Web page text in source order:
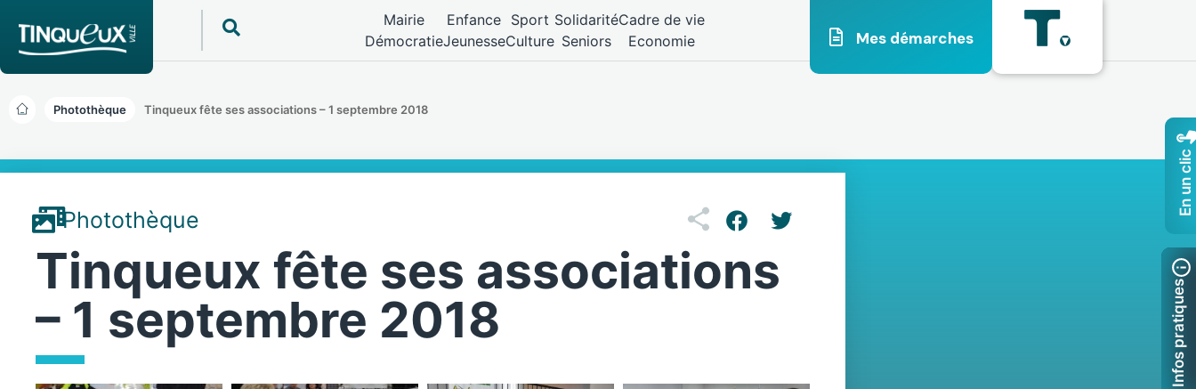
Mairie
Démocratie
Enfance
Jeunesse
Sport
Culture
Solidarité
Seniors
Cadre de vie
Economie
Mes démarches
Photothèque Tinqueux fête ses associations – 1 septembre 2018
Photothèque
Tinqueux fête ses associations
– 1 septembre 2018
En un clic
Infos pratiques